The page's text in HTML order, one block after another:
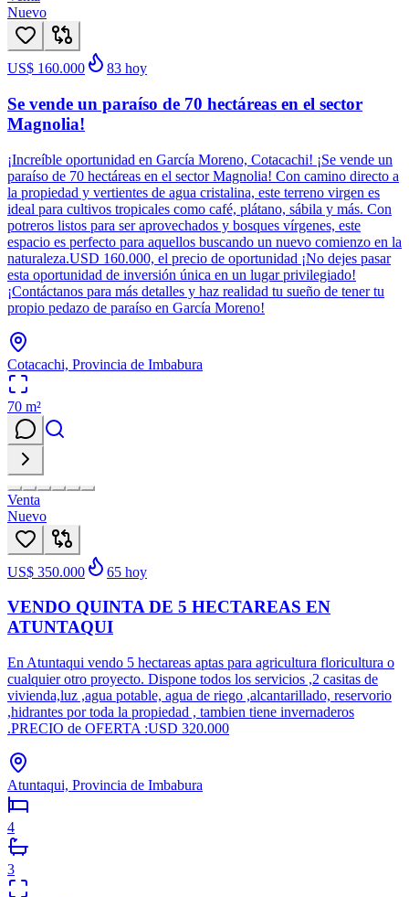
Nuevo
US$ 160.000 83 hoy
Se vende un paraíso de 70 hectáreas en el sector
Magnolia!
¡Increíble oportunidad en García Moreno, Cotacachi! ¡Se vende un
paraíso de 70 hectáreas en el sector Magnolia! Con camino directo a
la propiedad y vertientes de agua cristalina, este terreno virgen es
ideal para cultivos tropicales como café, plátano, sábila y más. Con
potreros listos para ser aprovechados y bosques vírgenes, este
espacio es perfecto para aquellos buscando un nuevo comienzo en la
naturaleza.USD 160.000, el precio de oportunidad ¡No dejes pasar
esta oportunidad de inversión única en un lugar privilegiado!
¡Contáctanos para más detalles y haz realidad tu sueño de tener tu
propio pedazo de paraíso en García Moreno!
Cotacachi, Provincia de Imbabura
70 m²
Venta
Nuevo
US$ 350.000 65 hoy
VENDO QUINTA DE 5 HECTAREAS EN
ATUNTAQUI
En Atuntaqui vendo 5 hectareas aptas para agricultura floricultura o
cualquier otro proyecto. Dispone todos los servicios ,2 casitas de
vivienda,luz ,agua potable, agua de riego ,alcantarillado, reservorio
,hidrantes por toda la propiedad , tambien tiene invernaderos
.PRECIO de OFERTA :USD 320.000
Atuntaqui, Provincia de Imbabura
4
3